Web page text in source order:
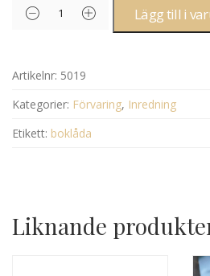
Lägg till i
Artikelnr: 5019
Kategorier: Förvaring, Inredning
Etikett: boklåda
Liknande